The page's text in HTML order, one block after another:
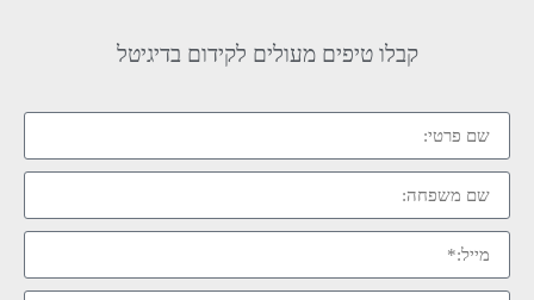
קבלו טיפים מעולים לקידום בדיגיטל